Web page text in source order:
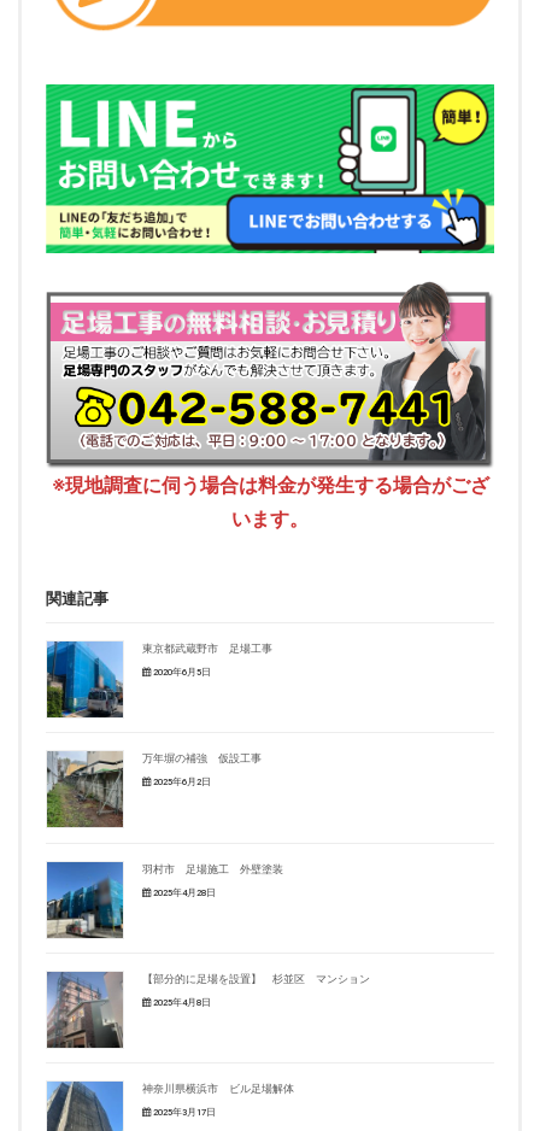
※現地調査に伺う場合は料金が発生する場合がござ
います。
関連記事
東京都武蔵野市 足場工事
2020年6月5日
万年塀の補強 仮設工事
2025年6月2日
羽村市 足場施工 外壁塗装
2025年4月28日
【部分的に足場を設置】 杉並区 マンション
2025年4月8日
神奈川県横浜市 ビル足場解体
2025年3月17日